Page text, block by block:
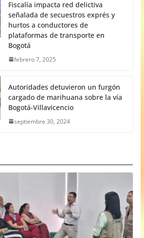
Fiscalía impacta red delictiva
señalada de secuestros exprés y
hurtos a conductores de
plataformas de transporte en
Bogotá
febrero 7, 2025
Autoridades detuvieron un furgón
cargado de marihuana sobre la vía
Bogotá-Villavicencio
septiembre 30, 2024